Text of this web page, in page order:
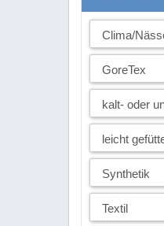
Clima/
GoreTex
kalt- oder
leicht
Synthetik
Textil